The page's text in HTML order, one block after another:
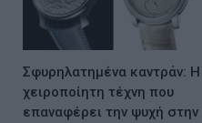
Σφυρηλατημένα καντράν: Η
χειροποίητη τέχνη που
επαναφέρει την ψυχή στην